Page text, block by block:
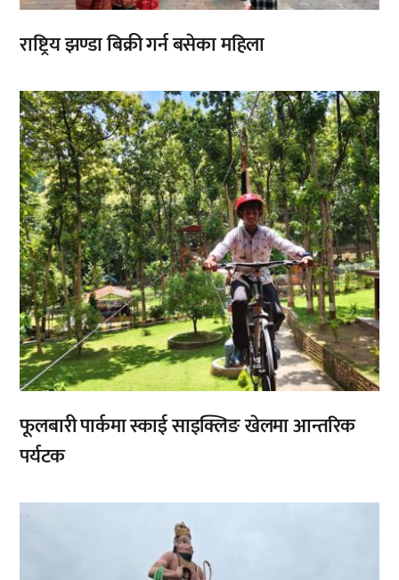
राष्ट्रिय झण्डा बिक्री गर्न बसेका महिला
फूलबारी पार्कमा स्काई साइक्लिङ खेलमा आन्तरिक
पर्यटक
, ,